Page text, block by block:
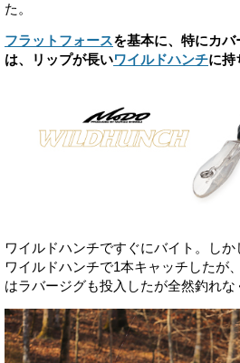
た。
フラットフォースを基本に、特にカ
は、リップが長いワイルドハンチに
ワイルドハンチですぐにバイト。し
ワイルドハンチで1本キャッチしたが
はラバージグも投入したが全然釣れな